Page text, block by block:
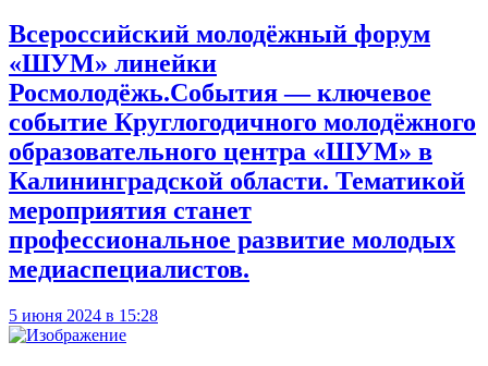
Всероссийский молодёжный форум
«ШУМ» линейки
Росмолодёжь.События — ключевое
событие Круглогодичного молодёжного
образовательного центра «ШУМ» в
Калининградской области. Тематикой
мероприятия станет
профессиональное развитие молодых
медиаспециалистов.
5 июня 2024 в 15:28